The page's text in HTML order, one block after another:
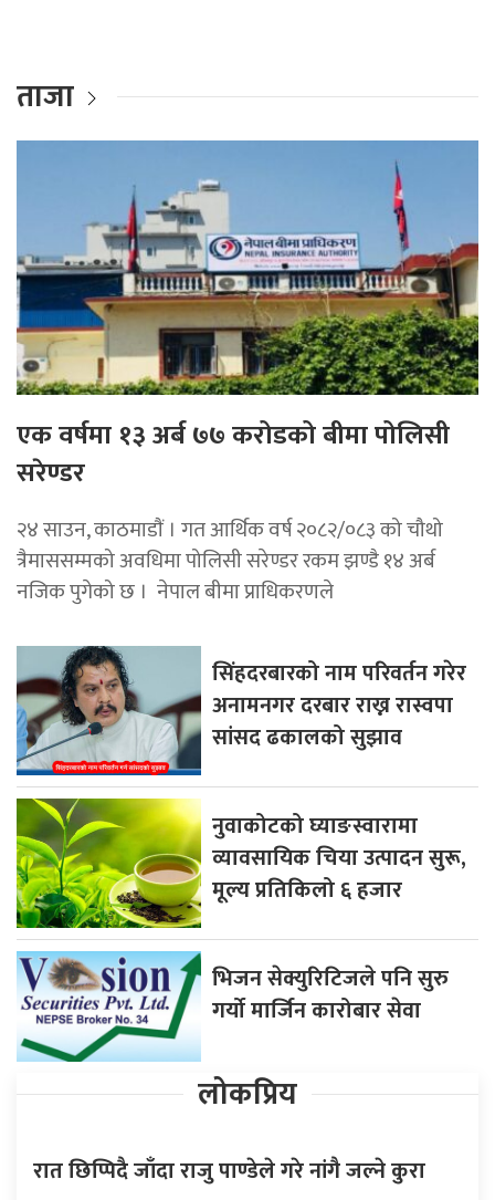
ताजा
एक वर्षमा १३ अर्ब ७७ करोडको बीमा पोलिसी
सरेण्डर
२४ साउन, काठमाडाैं । गत आर्थिक वर्ष २०८२/०८३ को चौथो
त्रैमाससम्मको अवधिमा पोलिसी सरेण्डर रकम झण्डै १४ अर्ब
नजिक पुगेको छ । नेपाल बीमा प्राधिकरणले
सिंहदरबारको नाम परिवर्तन गरेर
अनामनगर दरबार राख्न रास्वपा
सांसद ढकालको सुझाव
नुवाकोटको घ्याङस्वारामा
व्यावसायिक चिया उत्पादन सुरू,
मूल्य प्रतिकिलो ६ हजार
भिजन सेक्युरिटिजले पनि सुरु
गर्यो मार्जिन कारोबार सेवा
लोकप्रिय
रात छिप्पिदै जाँदा राजु पाण्डेले गरे नांगै जल्ने कुरा